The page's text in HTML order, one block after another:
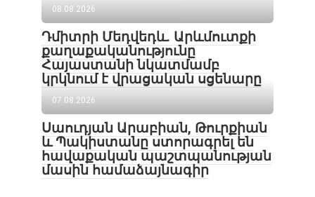
08.08.2026
Դմիտրի Մեդվեդև. Արևմուտքի
քաղաքականությունը
Հայաստանի նկատմամբ
կրկնում է վրացական սցենարը
07.08.2026
Սաուդյան Արաբիան, Թուրքիան
և Պակիստանը ստորագրել են
հավաքական պաշտպանության
մասին համաձայնագիր